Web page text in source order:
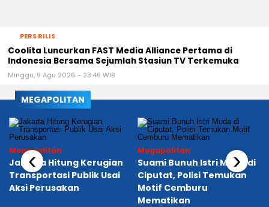
PERS RILIS
Coolita Luncurkan FAST Media Alliance Pertama di
Indonesia Bersama Sejumlah Stasiun TV Terkemuka
Minggu, 9 Agu 2026 - 23:49 WIB
MEGAPOLITAN
Megapolitan
Jakarta Hitung Kerugian
Transportasi Publik Usai
Aksi Perusakan
Megapolitan
Suami Bunuh Istri Muda di
Ciputat, Polisi Temukan
Motif Cemburu
Mematikan
‹ ›